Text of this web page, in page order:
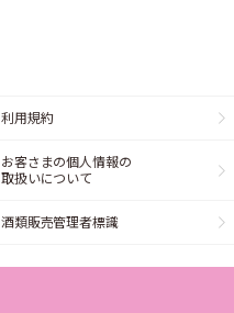
利用規約
お客さまの個人情報の
取扱いについて
酒類販売管理者標識